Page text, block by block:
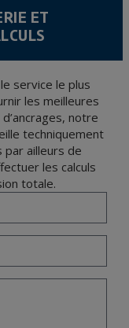
telles que celles relatives à
rectification, d'annulation
sur la Protection des
26006 | Logroño (La
ET
service le plus
les meilleures
notre
techniquement
par ailleurs de
les calculs
totale.